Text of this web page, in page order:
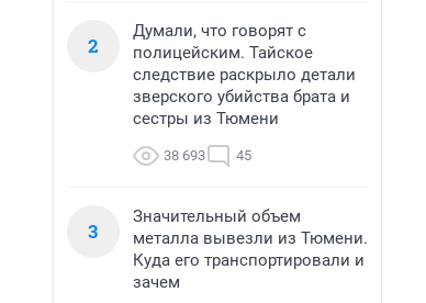
2
Думали, что говорят с
полицейским. Тайское
следствие раскрыло детали
зверского убийства брата и
сестры из Тюмени
38 693 45
3
Значительный объем
металла вывезли из Тюмени.
Куда его транспортировали и
зачем